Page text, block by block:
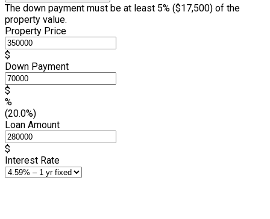
The down payment must be at least 5% ($17,500) of the
property value.
Property Price
$
Down Payment
$
%
(20.0%)
Loan Amount
$
Interest Rate